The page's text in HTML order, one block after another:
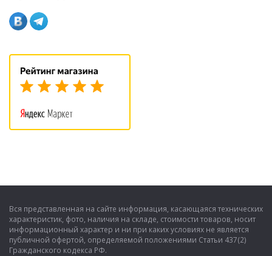
Вся представленная на сайте информация, касающаяся технических
характеристик, фото, наличия на складе, стоимости товаров, носит
информационный характер и ни при каких условиях не является
публичной офертой, определяемой положениями Статьи 437(2)
Гражданского кодекса РФ.